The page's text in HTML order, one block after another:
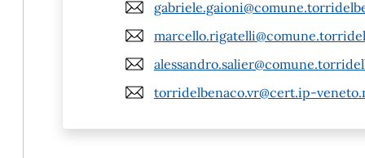
torridelbenaco.vr@cert.ip-